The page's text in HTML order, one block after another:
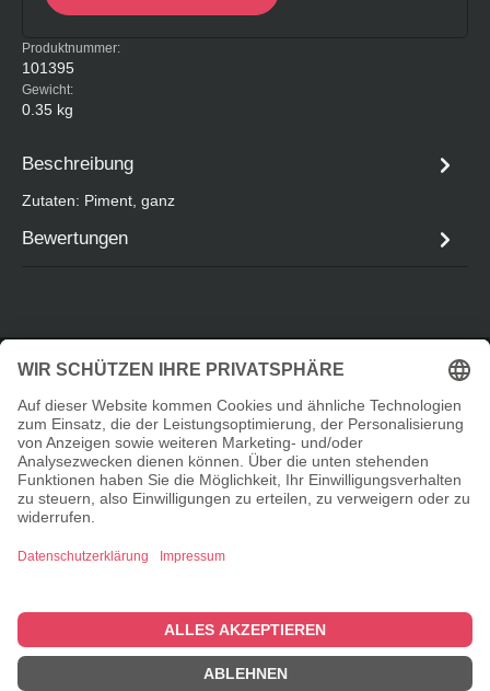
Produktnummer:
101395
Gewicht:
0.35 kg
Beschreibung
Zutaten: Piment, ganz
Bewertungen
Service-Hotline
Informationen
Shopservice
© 2026 Taste Elements Shop - with